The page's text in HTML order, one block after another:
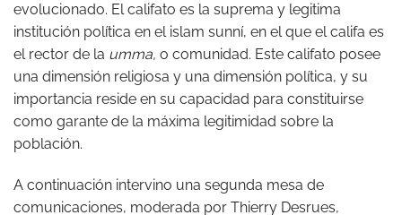
evolucionado. El califato es la suprema y legitima
institución política en el islam sunní, en el que el califa es
el rector de la umma, o comunidad. Este califato posee
una dimensión religiosa y una dimensión política, y su
importancia reside en su capacidad para constituirse
como garante de la máxima legitimidad sobre la
población.
A continuación intervino una segunda mesa de
comunicaciones, moderada por Thierry Desrues,